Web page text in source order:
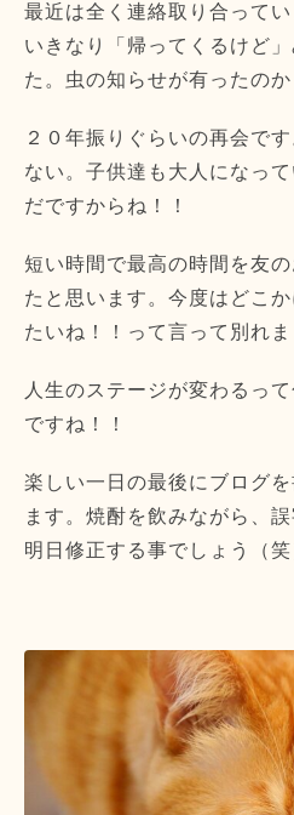
最近は全く連絡取り合って
いきなり「帰ってくるけど
た。虫の知らせが有ったのか
２０年振りぐらいの再会で
ない。子供達も大人になっ
だですからね！！
短い時間で最高の時間を友
たと思います。今度はどこ
たいね！！って言って別れま
人生のステージが変わるっ
ですね！！
楽しい一日の最後にブログ
ます。焼酎を飲みながら、
明日修正する事でしょう（笑